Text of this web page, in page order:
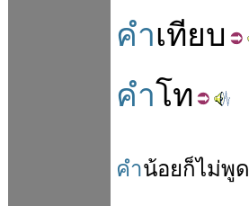
คำเทียบ
คำโท
คำน้อยก็ไม่พูด